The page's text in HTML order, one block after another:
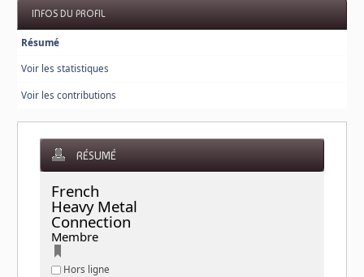
INFOS DU PROFIL
Résumé
Voir les statistiques
Voir les contributions
RÉSUMÉ
French
Heavy Metal
Connection
Membre
Hors ligne